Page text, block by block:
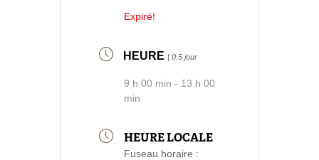
Expiré!
HEURE | 0.5 jour
9 h 00 min - 13 h 00
min
HEURE LOCALE
Fuseau horaire :